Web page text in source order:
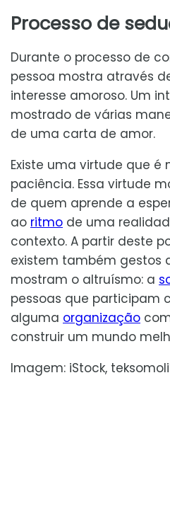
Processo de
Durante o processo de
pessoa mostra através
interesse amoroso. Um
mostrado de várias
de uma carta de amor.
Existe uma virtude que é
paciência. Essa virtude
de quem aprende a
ao ritmo de uma
contexto. A partir deste
existem também gestos
mostram o altruísmo: a
pessoas que participam
alguma organização
construir um mundo
Imagem: iStock,